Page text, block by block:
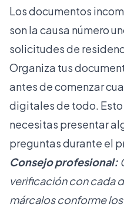
Los documentos
son la causa número
solicitudes de
Organiza tus
antes de comenzar
digitales de todo.
necesitas presentar
preguntas durante el
Consejo profesional:
verificación con cada
márcalos conforme